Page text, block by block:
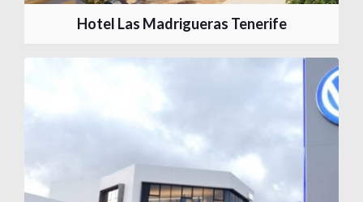
Hotel Las Madrigueras Tenerife